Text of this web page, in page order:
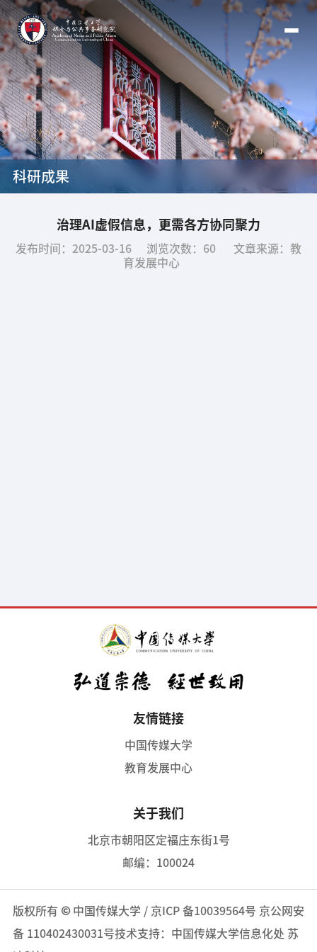
科研成果
治理AI虚假信息，更需各方协同聚力
发布时间：2025-03-16 浏览次数： 60
文章来源：教
育发展中心
友情链接
中国传媒大学
教育发展中心
关于我们
北京市朝阳区定福庄东街1号
邮编：100024
版权所有 © 中国传媒大学 / 京ICP 备10039564号 京公网安
备 110402430031号技术支持：中国传媒大学信息化处 苏